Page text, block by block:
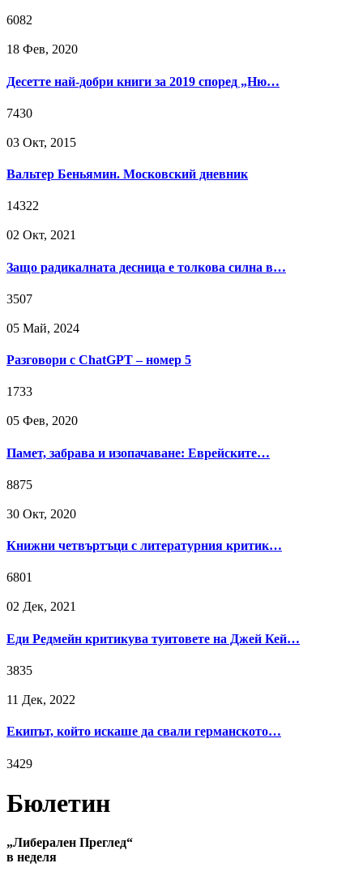
6082
18 Фев, 2020
Десетте най-добри книги за 2019 според „Ню…
7430
03 Окт, 2015
Вальтер Беньямин. Московский дневник
14322
02 Окт, 2021
Защо радикалната десница е толкова силна в…
3507
05 Май, 2024
Разговори с ChatGPT – номер 5
1733
05 Фев, 2020
Памет, забрава и изопачаване: Еврейските…
8875
30 Окт, 2020
Книжни четвъртъци с литературния критик…
6801
02 Дек, 2021
Еди Редмейн критикува туитовете на Джей Кей…
3835
11 Дек, 2022
Екипът, който искаше да свали германското…
3429
Бюлетин
„Либерален Преглед“
в неделя